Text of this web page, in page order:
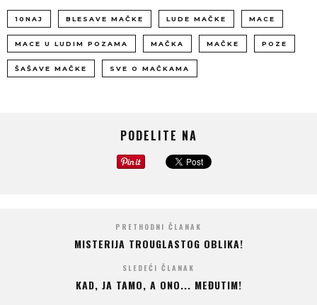
10NAJ BLESAVE MAČKE LUDE MAČKE MACE
MACE U LUDIM POZAMA MAČKA MAČKE POZE
ŠAŠAVE MAČKE SVE O MAČKAMA
PODELITE NA
PRETHODNI ČLANAK
MISTERIJA TROUGLASTOG OBLIKA!
SLEDEĆI ČLANAK
KAD, JA TAMO, A ONO... MEĐUTIM!